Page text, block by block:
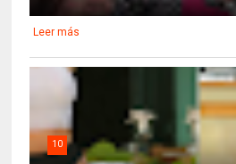
Leer más
10